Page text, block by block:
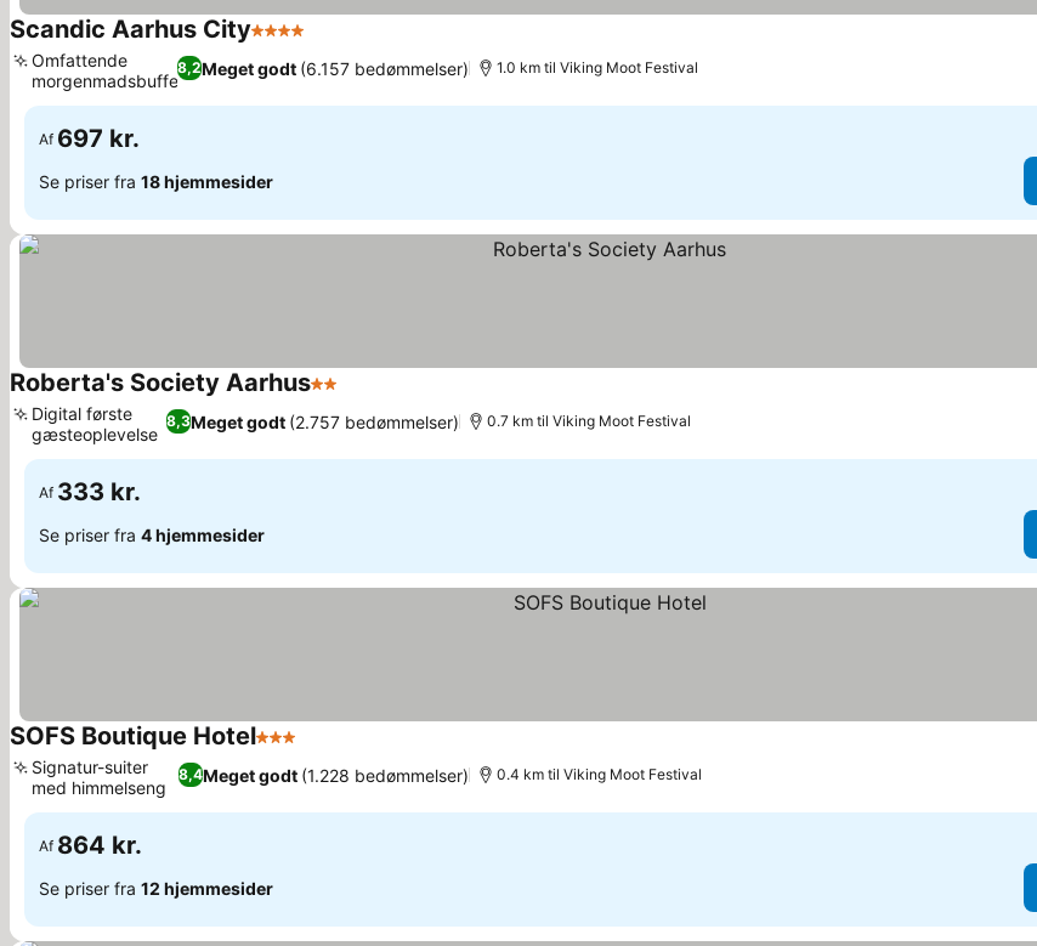
Scandic Aarhus City4 Stjerner
8,2Meget godt (6.157 bedømmelser)
Omfattende
morgenmadsbuffet
1.0 km til Viking Moot Festival
Af 697 kr.
Se priser fra 18 hjemmesider
Roberta's Society Aarhus2 Stjerner
8,3Meget godt (2.757 bedømmelser)
Digital første
gæsteoplevelse
0.7 km til Viking Moot Festival
Af 333 kr.
Se priser fra 4 hjemmesider
SOFS Boutique Hotel3 Stjerner
8,4Meget godt (1.228 bedømmelser)
Signatur-suiter
med himmelseng
0.4 km til Viking Moot Festival
Af 864 kr.
Se priser fra 12 hjemmesider